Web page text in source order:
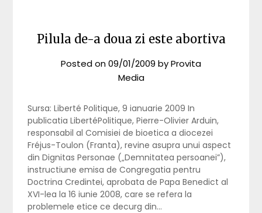
Pilula de-a doua zi este abortiva
Posted on09/01/2009 byProvita
Media
Sursa: Liberté Politique, 9 ianuarie 2009 In
publicatia LibertéPolitique, Pierre-Olivier Arduin,
responsabil al Comisiei de bioetica a diocezei
Fréjus-Toulon (Franta), revine asupra unui aspect
din Dignitas Personae („Demnitatea persoanei”),
instructiune emisa de Congregatia pentru
Doctrina Credintei, aprobata de Papa Benedict al
XVI-lea la 16 iunie 2008, care se refera la
problemele etice ce decurg din…